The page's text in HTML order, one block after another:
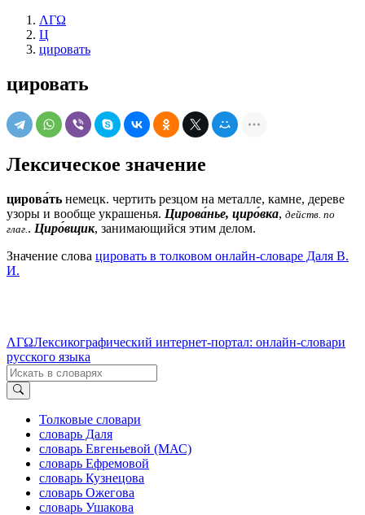
ΛΓΩ
Ц
цировать
цировать
Лексическое значение
цирова́ть немецк. чертить резцом на металле, камне, дереве
узоры и вообще украшенья. Цирова́нье, циро́вка, действ. по
глаг. . Циро́вщик, занимающийся этим делом.
Значение слова цировать в толковом онлайн-словаре Даля В.
И.
ΛΓΩЛексикографический интернет-портал: онлайн-словари
русского языка
Толковые словари
словарь Даля
словарь Евгеньевой (МАС)
словарь Ефремовой
словарь Кузнецова
словарь Ожегова
словарь Ушакова